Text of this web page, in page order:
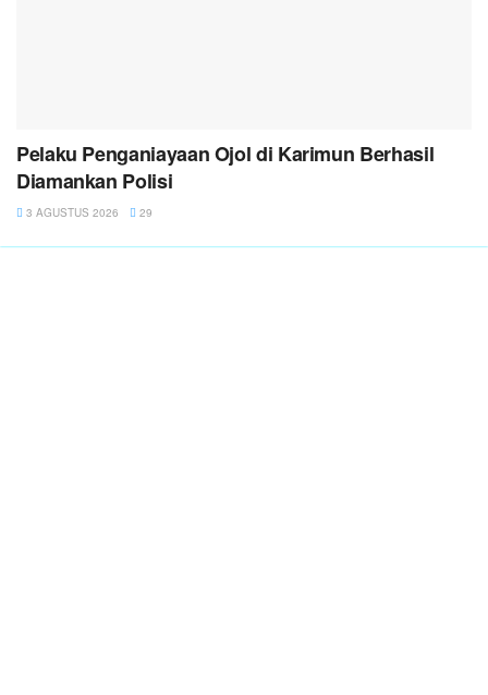
Pelaku Penganiayaan Ojol di Karimun Berhasil
Diamankan Polisi
3 AGUSTUS 2026 29